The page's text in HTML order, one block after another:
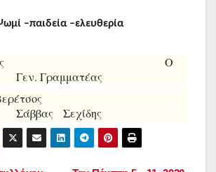
–παιδεία –ελευθερία
Ο
Γεν. Γραμματέας
Βερέτσος
Σάββας Σεχίδης